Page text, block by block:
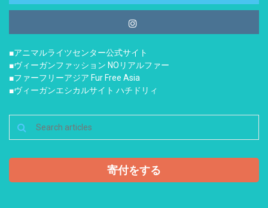
■アニマルライツセンター公式サイト
■ヴィーガンファッション NOリアルファー
■ファーフリーアジア Fur Free Asia
■ヴィーガンエシカルサイト ハチドリィ
寄付をする